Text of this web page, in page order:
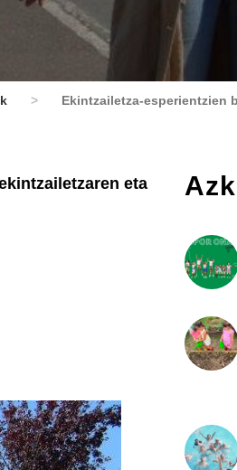
> Ekintzailetza-esperientzien
eta